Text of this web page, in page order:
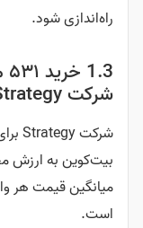
راه‌اندازی شود.
شرکت Strategy
است.